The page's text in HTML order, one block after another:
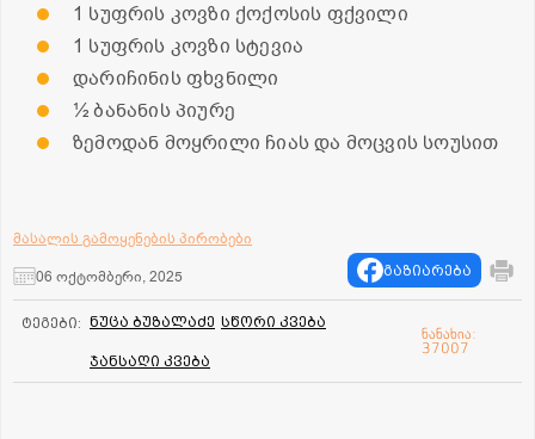
1 სუფრის კოვზი ქოქოსის ფქვილი
1 სუფრის კოვზი სტევია
დარიჩინის ფხვნილი
½ ბანანის პიურე
ზემოდან მოყრილი ჩიას და მოცვის სოუსით
მასალის გამოყენების პირობები
06 ოქტომბერი, 2025
გაზიარება
ტეგები: ნუცა ბუზალაძე სწორი კვება
ჯანსაღი კვება
ნანახია:
37007